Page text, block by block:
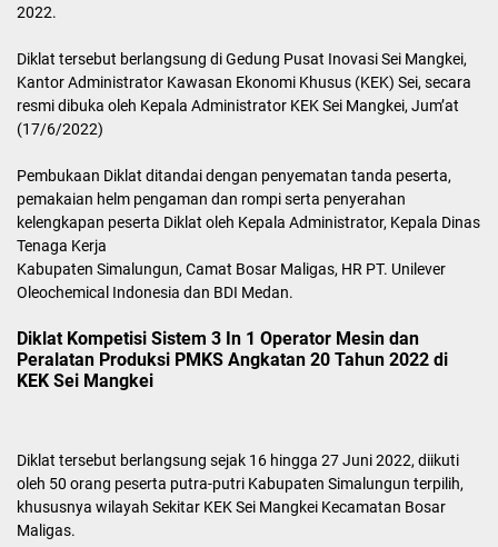
2022.
Diklat tersebut berlangsung di Gedung Pusat Inovasi Sei Mangkei,
Kantor Administrator Kawasan Ekonomi Khusus (KEK) Sei, secara
resmi dibuka oleh Kepala Administrator KEK Sei Mangkei, Jum’at
(17/6/2022)
Pembukaan Diklat ditandai dengan penyematan tanda peserta,
pemakaian helm pengaman dan rompi serta penyerahan
kelengkapan peserta Diklat oleh Kepala Administrator, Kepala Dinas
Tenaga Kerja
Kabupaten Simalungun, Camat Bosar Maligas, HR PT. Unilever
Oleochemical Indonesia dan BDI Medan.
Diklat Kompetisi Sistem 3 In 1 Operator Mesin dan
Peralatan Produksi PMKS Angkatan 20 Tahun 2022 di
KEK Sei Mangkei